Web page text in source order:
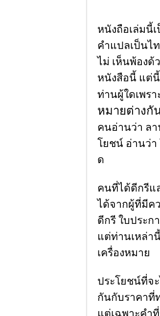
หนังถือเล่มนี้
คําแปลเป็นไ
ไม่ เห็นพ้องด้
หนังสือนี้ แต่นี้
ท่านผู้ใดเพรา
หมายต่างกั
คนอ่านว่า ล
โยชน์ อ่านว่า
ด
คนที่ได้ดีกรีแ
ได้จากผู้ที่มีค
ดีกรี ใบประก
แต่ท่านเหล่า
เครื่องหมาย
ประโยชน์ที่จ
กันกับราคาที่
แต่เฉพาะคำ